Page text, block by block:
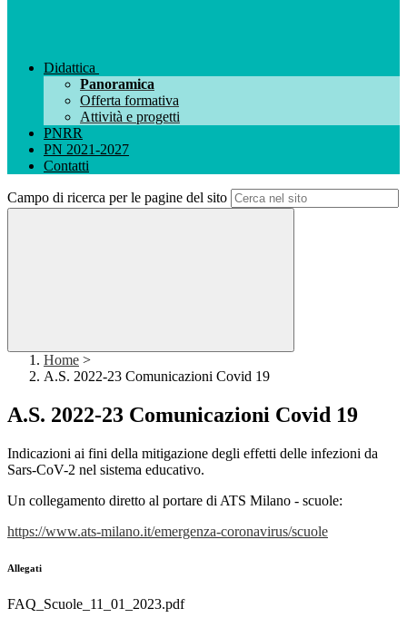
Didattica
Panoramica
Offerta formativa
Attività e progetti
PNRR
PN 2021-2027
Contatti
Campo di ricerca per le pagine del sito
Home >
A.S. 2022-23 Comunicazioni Covid 19
A.S. 2022-23 Comunicazioni Covid 19
Indicazioni ai fini della mitigazione degli effetti delle infezioni da
Sars-CoV-2 nel sistema educativo.
Un collegamento diretto al portare di ATS Milano - scuole:
https://www.ats-milano.it/emergenza-coronavirus/scuole
Allegati
FAQ_Scuole_11_01_2023.pdf